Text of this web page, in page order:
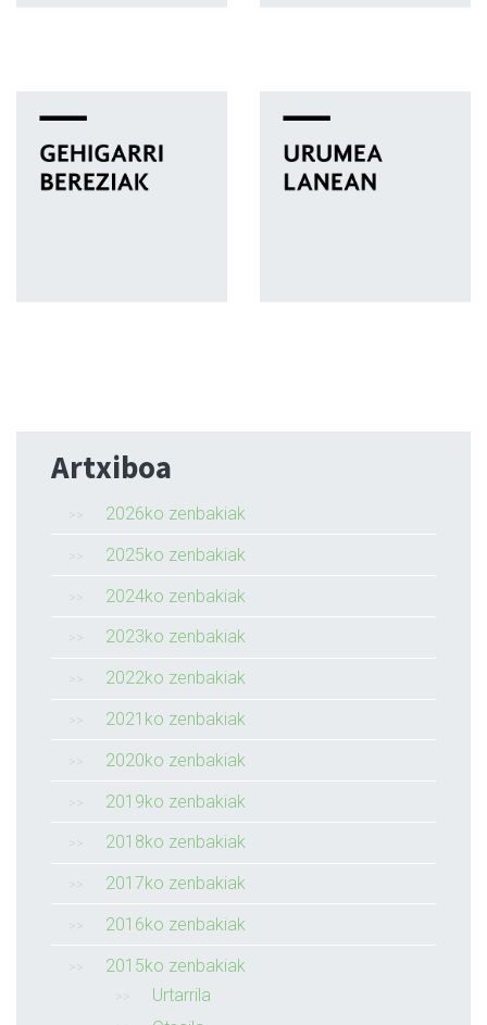
Artxiboa
2026ko zenbakiak
2025ko zenbakiak
2024ko zenbakiak
2023ko zenbakiak
2022ko zenbakiak
2021ko zenbakiak
2020ko zenbakiak
2019ko zenbakiak
2018ko zenbakiak
2017ko zenbakiak
2016ko zenbakiak
2015ko zenbakiak
Urtarrila